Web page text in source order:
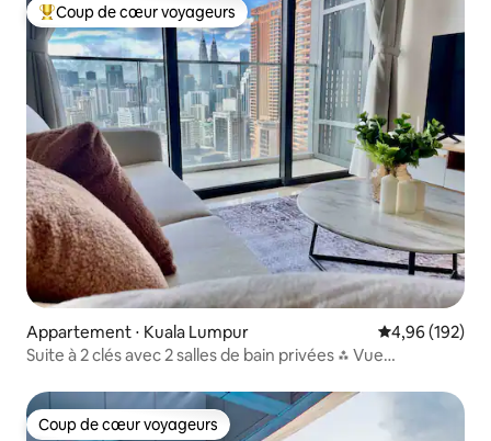
Coups de cœur voyageurs les plus appréciés
Coup de cœur voyageurs
Appartement ⋅ Kuala Lumpur Évaluation
4,96 (192)
Suite à 2 clés avec 2 salles de bain privées ⁂ Vue
Coup de cœur voyageurs
Coup de cœur voyageurs